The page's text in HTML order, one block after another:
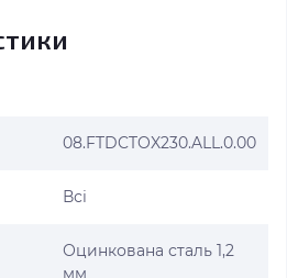
08.FTDCTOX230.ALL.0.00
Всі
Оцинкована сталь 1,2
мм